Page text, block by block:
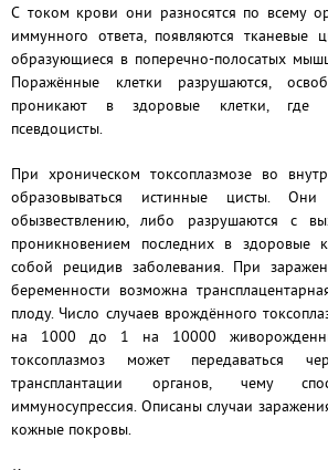
С током крови они разносятся по всему
иммунного ответа, появляются тканевые
образующиеся в поперечно-полосатых
Поражённые клетки разрушаются,
проникают в здоровые клетки, где
псевдоцисты.
При хроническом токсоплазмозе во
образовываться истинные цисты. Они
обызвествлению, либо разрушаются с
проникновением последних в здоровые
собой рецидив заболевания. При
беременности возможна
плоду. Число случаев врождённого
на 1000 до 1 на 10000
токсоплазмоз может передаваться
трансплантации органов, чему
иммуносупрессия. Описаны случаи
кожные покровы.